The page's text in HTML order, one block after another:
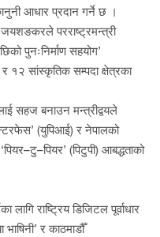
आधार प्रदान गर्ने छ ।
जयशङकरले परराष्ट्रमन्त्री
पुनःनिर्माण सहयोग’
१२ सांस्कृतिक सम्पदा क्षेत्रका
सहज बनाउन मन्त्रीद्वयले
(युपिआई) र नेपालको
(पिटुपी) आबद्धताको
राष्ट्रिय डिजिटल पूर्वाधार
भाषिनी’ र काठमाडौँ